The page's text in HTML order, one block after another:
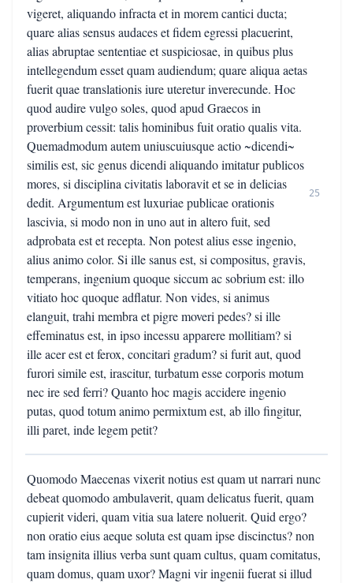
vigeret, aliquando infracta et in morem cantici ducta;
quare alias sensus audaces et fidem egressi placuerint,
alias abruptae sententiae et suspiciosae, in quibus plus
intellegendum esset quam audiendum; quare aliqua aetas
fuerit quae translationis iure uteretur inverecunde. Hoc
quod audire vulgo soles, quod apud Graecos in
proverbium cessit: talis hominibus fuit oratio qualis vita.
Quemadmodum autem uniuscuiusque actio ~dicendi~
similis est, sic genus dicendi aliquando imitatur publicos
mores, si disciplina civitatis laboravit et se in delicias
dedit. Argumentum est luxuriae publicae orationis
lascivia, si modo non in uno aut in altero fuit, sed
adprobata est et recepta. Non potest alius esse ingenio,
alius animo color. Si ille sanus est, si compositus, gravis,
temperans, ingenium quoque siccum ac sobrium est: illo
vitiato hoc quoque adflatur. Non vides, si animus
elanguit, trahi membra et pigre moveri pedes? si ille
effeminatus est, in ipso incessu apparere mollitiam? si
ille acer est et ferox, concitari gradum? si furit aut, quod
furori simile est, irascitur, turbatum esse corporis motum
nec ire sed ferri? Quanto hoc magis accidere ingenio
putas, quod totum animo permixtum est, ab illo fingitur,
illi paret, inde legem petit?
25
Quomodo Maecenas vixerit notius est quam ut narrari nunc
debeat quomodo ambulaverit, quam delicatus fuerit, quam
cupierit videri, quam vitia sua latere noluerit. Quid ergo?
non oratio eius aeque soluta est quam ipse discinctus? non
tam insignita illius verba sunt quam cultus, quam comitatus,
quam domus, quam uxor? Magni vir ingenii fuerat si illud